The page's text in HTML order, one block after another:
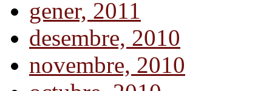
gener, 2011
desembre, 2010
novembre, 2010